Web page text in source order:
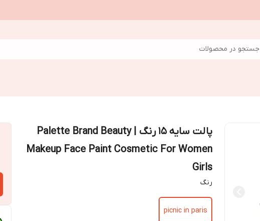
جستجو در محصولات
پالت سایه ۱۵ رنگ | Palette Brand Beauty
Makeup Face Paint Cosmetic For Women
Girls
رنگ
picnic in paris